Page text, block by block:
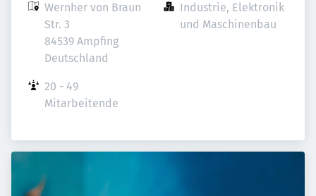
Wernher von Braun
Str. 3
84539 Ampfing
Deutschland
Industrie, Elektronik
und Maschinenbau
20 - 49
Mitarbeitende